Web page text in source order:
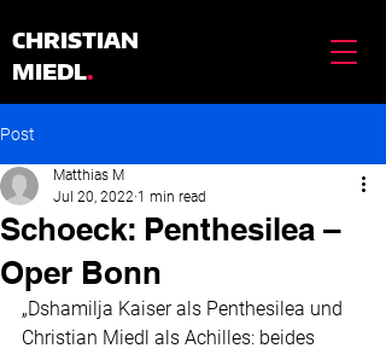
CHRISTIAN
MIEDL.
Post
Schoeck: Penthesilea –
Oper Bonn
Matthias M
Jul 20, 2022 1 min read
„Dshamilja Kaiser als Penthesilea und
Christian Miedl als Achilles: beides